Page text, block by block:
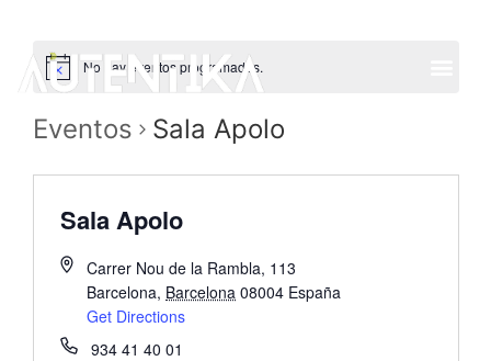
No hay eventos programados.
Eventos Sala Apolo
Sala Apolo
Carrer Nou de la Rambla, 113
Barcelona, Barcelona 08004 España
Get Directions
934 41 40 01